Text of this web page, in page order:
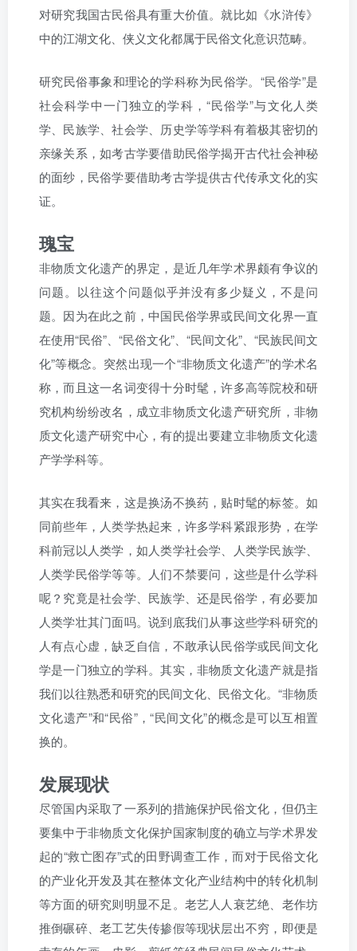
对研究我国古民俗具有重大价值。就比如《水浒传》
中的江湖文化、侠义文化都属于民俗文化意识范畴。
研究民俗事象和理论的学科称为民俗学。“民俗学”是
社会科学中一门独立的学科，“民俗学”与文化人类
学、民族学、社会学、历史学等学科有着极其密切的
亲缘关系，如考古学要借助民俗学揭开古代社会神秘
的面纱，民俗学要借助考古学提供古代传承文化的实
证。
瑰宝
非物质文化遗产的界定，是近几年学术界颇有争议的
问题。以往这个问题似乎并没有多少疑义，不是问
题。因为在此之前，中国民俗学界或民间文化界一直
在使用“民俗”、“民俗文化”、“民间文化”、“民族民间文
化”等概念。突然出现一个“非物质文化遗产”的学术名
称，而且这一名词变得十分时髦，许多高等院校和研
究机构纷纷改名，成立非物质文化遗产研究所，非物
质文化遗产研究中心，有的提出要建立非物质文化遗
产学学科等。
其实在我看来，这是换汤不换药，贴时髦的标签。如
同前些年，人类学热起来，许多学科紧跟形势，在学
科前冠以人类学，如人类学社会学、人类学民族学、
人类学民俗学等等。人们不禁要问，这些是什么学科
呢？究竟是社会学、民族学、还是民俗学，有必要加
人类学壮其门面吗。说到底我们从事这些学科研究的
人有点心虚，缺乏自信，不敢承认民俗学或民间文化
学是一门独立的学科。其实，非物质文化遗产就是指
我们以往熟悉和研究的民间文化、民俗文化。“非物质
文化遗产”和“民俗”，“民间文化”的概念是可以互相置
换的。
发展现状
尽管国内采取了一系列的措施保护民俗文化，但仍主
要集中于非物质文化保护国家制度的确立与学术界发
起的“救亡图存”式的田野调查工作，而对于民俗文化
的产业化开发及其在整体文化产业结构中的转化机制
等方面的研究则明显不足。老艺人人衰艺绝、老作坊
推倒碾碎、老工艺失传掺假等现状层出不穷，即便是